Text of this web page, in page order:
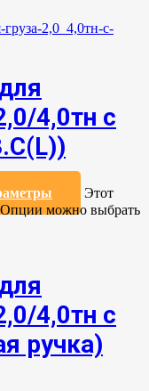
4,0тн с
Этот
Опции можно выбрать
4,0тн с
ручка)